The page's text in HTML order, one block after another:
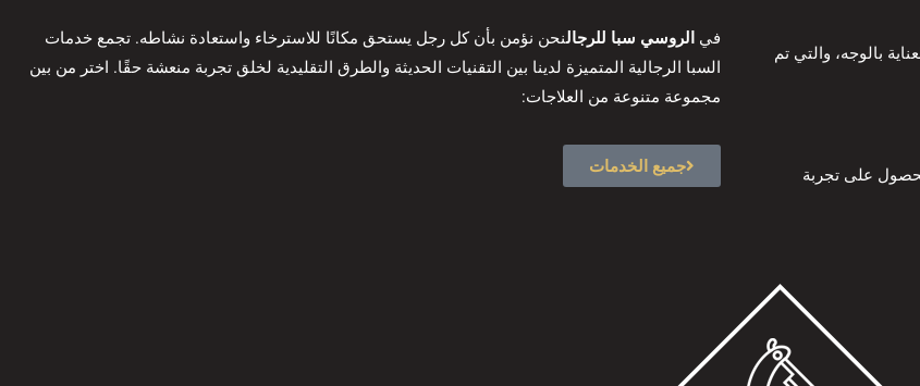
بالوجه، والتي تم
على تجربة
في الروسي سبا للرجالنحن نؤمن بأن كل رجل يستحق مكانًا للاسترخاء واستعادة نشاطه. تجمع خدمات
السبا الرجالية المتميزة لدينا بين التقنيات الحديثة والطرق التقليدية لخلق تجربة منعشة حقًا. اختر من بين
مجموعة متنوعة من العلاجات:
جميع الخدمات